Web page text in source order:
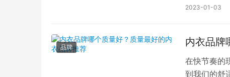
2023-01-03
品牌 内衣品牌
在快节奏的
到我们的舒